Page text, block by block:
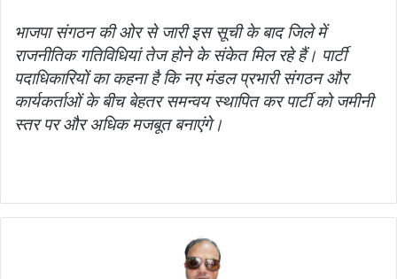
भाजपा संगठन की ओर से जारी इस सूची के बाद जिले में
राजनीतिक गतिविधियां तेज होने के संकेत मिल रहे हैं। पार्टी
पदाधिकारियों का कहना है कि नए मंडल प्रभारी संगठन और
कार्यकर्ताओं के बीच बेहतर समन्वय स्थापित कर पार्टी को जमीनी
स्तर पर और अधिक मजबूत बनाएंगे।